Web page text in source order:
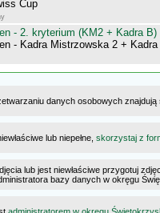
Cup
- 2. kryterium (KM2 + Kadra B)
- Kadra Mistrzowska 2 +
danych osobowych
lub niepełne, skorzystaj z
lub jest niewłaściwe przygotuj
bazy danych w okręgu